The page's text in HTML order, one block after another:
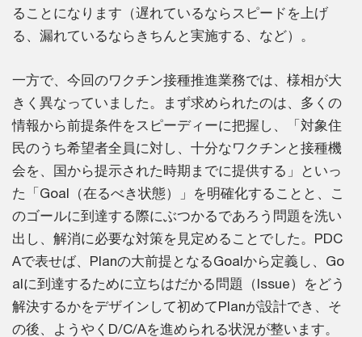
ることになります（遅れているならスピードを上げ
る、漏れているならきちんと実施する、など）。
一方で、今回のワクチン接種推進業務では、様相が大
きく異なっていました。まず求められたのは、多くの
情報から前提条件をスピーディーに把握し、「対象住
民のうち希望者全員に対し、十分なワクチンと接種機
会を、国から提示された時期までに提供する」といっ
た「Goal（在るべき状態）」を明確化することと、こ
のゴールに到達する際にぶつかるであろう問題を洗い
出し、解消に必要な対策を見定めることでした。PDC
Aで表せば、Planの大前提となるGoalから定義し、Go
alに到達するために立ちはだかる問題（Issue）をどう
解決するかをデザインして初めてPlanが設計でき、そ
の後、ようやくD/C/Aを進められる状況が整います。